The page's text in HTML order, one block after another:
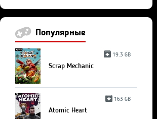
Популярные
19.3 GB
Scrap Mechanic
163 GB
Atomic Heart